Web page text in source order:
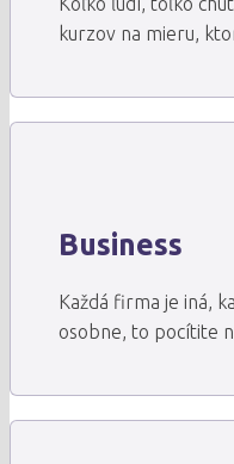
kurzov na mieru,
Business
Každá firma je iná,
osobne, to pocítite